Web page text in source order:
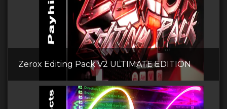
Zerox Editing Pack V2 ULTIMATE EDITION